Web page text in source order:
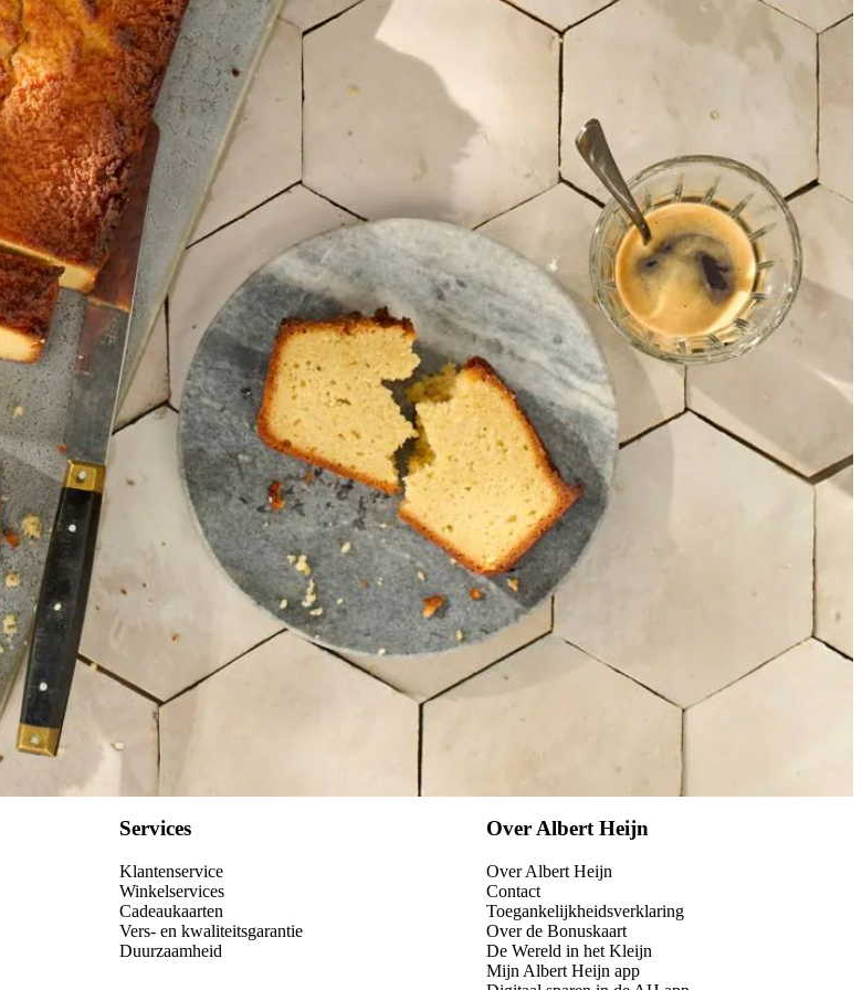
Kies producten
Wat vond je van dit recept?
Services
Klantenservice
Winkelservices
Cadeaukaarten
Vers- en kwaliteitsgarantie
Duurzaamheid
Over Albert Heijn
Over Albert Heijn
Contact
Toegankelijkheidsverklaring
Over de Bonuskaart
De Wereld in het Kleijn
Mijn Albert Heijn app